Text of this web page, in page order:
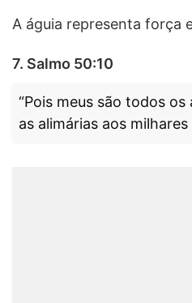
A águia representa força
7. Salmo 50:10
“Pois meus são todos
as alimárias aos